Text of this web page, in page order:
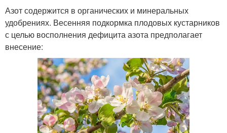
Азот содержится в органических и минеральных
удобрениях. Весенняя подкормка плодовых кустарников
с целью восполнения дефицита азота предполагает
внесение: